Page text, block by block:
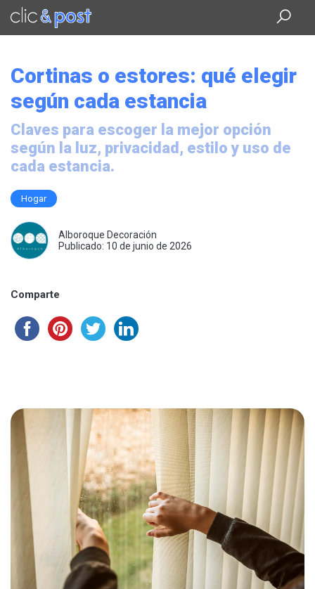
Saltar
contenido
Cortinas o estores: qué elegir
según cada estancia
Claves para escoger la mejor opción
según la luz, privacidad, estilo y uso de
cada estancia.
Hogar
Alboroque Decoración
Publicado: 10 de junio de 2026
Comparte